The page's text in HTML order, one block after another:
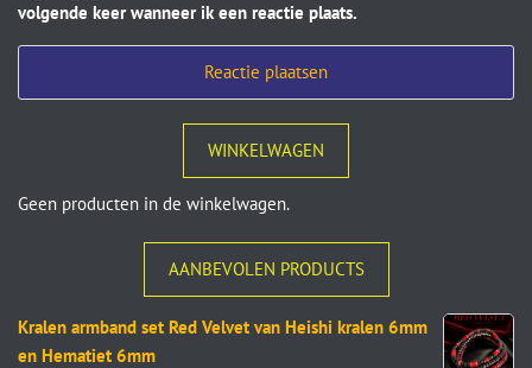
volgende keer wanneer ik een reactie plaats.
WINKELWAGEN
Geen producten in de winkelwagen.
AANBEVOLEN PRODUCTS
Kralen armband set Red Velvet van Heishi kralen 6mm
en Hematiet 6mm